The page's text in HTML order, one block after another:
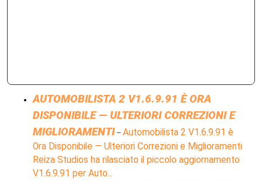
AUTOMOBILISTA 2 V1.6.9.91 È ORA
DISPONIBILE — ULTERIORI CORREZIONI E
MIGLIORAMENTI – Automobilista 2 V1.6.9.91 è
Ora Disponibile — Ulteriori Correzioni e Miglioramenti
Reiza Studios ha rilasciato il piccolo aggiornamento
V1.6.9.91 per Auto...